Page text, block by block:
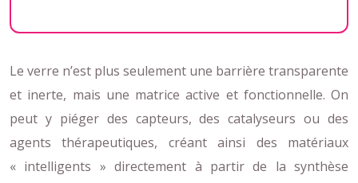
Le verre n’est plus seulement une barrière transparente
et inerte, mais une matrice active et fonctionnelle. On
peut y piéger des capteurs, des catalyseurs ou des
agents thérapeutiques, créant ainsi des matériaux
« intelligents » directement à partir de la synthèse